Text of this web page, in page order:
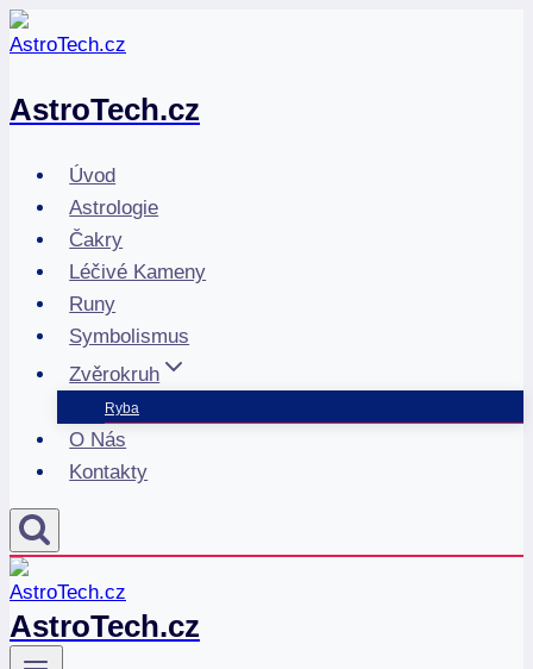
Přeskočit
na
AstroTech.cz
Úvod
Astrologie
Čakry
Léčivé Kameny
Runy
Symbolismus
Zvěrokruh
Ryba
O Nás
Kontakty
AstroTech.cz